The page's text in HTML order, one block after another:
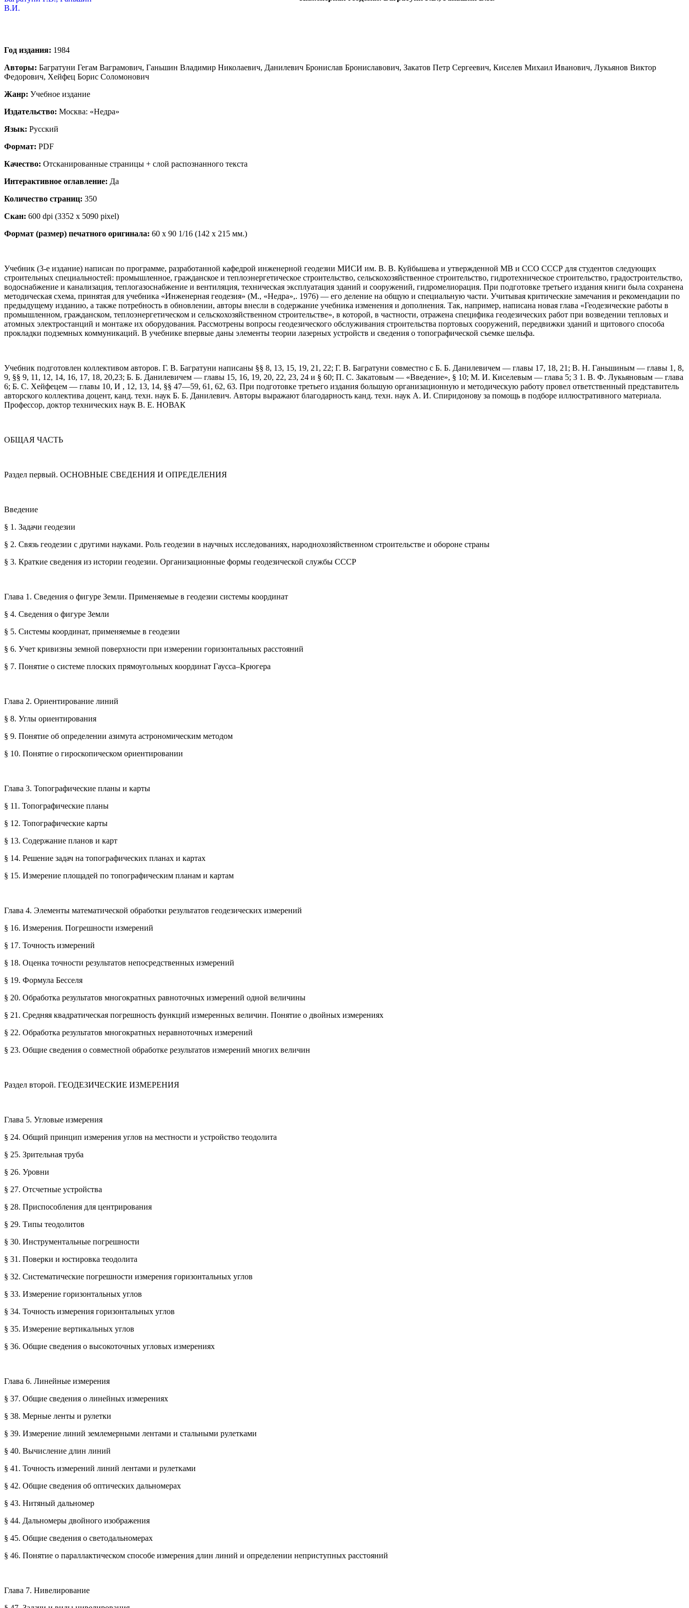
Год издания: 1984
Авторы: Багратуни Гегам Ваграмович, Ганьшин Владимир Николаевич, Данилевич Бронислав Брониславович, Закатов Петр Сергеевич, Киселев Михаил Иванович, Лукьянов Виктор
Федорович, Хейфец Борис Соломонович
Жанр: Учебное издание
Издательство: Москва: «Недра»
Язык: Русский
Формат: PDF
Качество: Отсканированные страницы + слой распознанного текста
Интерактивное оглавление: Да
Количество страниц: 350
Скан: 600 dpi (3352 x 5090 pixel)
Формат (размер) печатного оригинала: 60 x 90 1/16 (142 x 215 мм.)
Учебник (3-е издание) написан по программе, разработанной кафедрой инженерной геодезии МИСИ им. В. В. Куйбышева и утвержденной MB и ССО СССР для студентов следующих
строительных специальностей: промышленное, гражданское и теплоэнергетическое строительство, сельскохозяйственное строительство, гидротехническое строительство, градостроительство,
водоснабжение и канализация, теплогазоснабжение и вентиляция, техническая эксплуатация зданий и сооружений, гидромелиорация. При подготовке третьего издания книги была сохранена
методическая схема, принятая для учебника «Инженерная геодезия» (М., «Недра»,. 1976) — его деление на общую и специальную части. Учитывая критические замечания и рекомендации по
предыдущему изданию, а также потребность в обновлении, авторы внесли в содержание учебника изменения и дополнения. Так, например, написана новая глава «Геодезические работы в
промышленном, гражданском, теплоэнергетическом и сельскохозяйственном строительстве», в которой, в частности, отражена специфика геодезических работ при возведении тепловых и
атомных электростанций и монтаже их оборудования. Рассмотрены вопросы геодезического обслуживания строительства портовых сооружений, передвижки зданий и щитового способа
прокладки подземных коммуникаций. В учебнике впервые даны элементы теории лазерных устройств и сведения о топографической съемке шельфа.
Учебник подготовлен коллективом авторов. Г. В. Багратуни написаны §§ 8, 13, 15, 19, 21, 22; Г. В. Багратуни совместно с Б. Б. Данилевичем — главы 17, 18, 21; В. Н. Ганьшиным — главы 1, 8,
9, §§ 9, 11, 12, 14, 16, 17, 18, 20,23; Б. Б. Данилевичем — главы 15, 16, 19, 20, 22, 23, 24 и § 60; П. С. Закатовым — «Введение», § 10; М. И. Киселевым — глава 5; 3 1. В. Ф. Лукьяновым — глава
6; Б. С. Хейфецем — главы 10, И , 12, 13, 14, §§ 47—59, 61, 62, 63. При подготовке третьего издания большую организационную и методическую работу провел ответственный представитель
авторского коллектива доцент, канд. техн. наук Б. Б. Данилевич. Авторы выражают благодарность канд. техн. наук А. И. Спиридонову за помощь в подборе иллюстративного материала.
Профессор, доктор технических наук В. Е. НОВАК
ОБЩАЯ ЧАСТЬ
Раздел первый. ОСНОВНЫЕ СВЕДЕНИЯ И ОПРЕДЕЛЕНИЯ
Введение
§ 1. Задачи геодезии
§ 2. Связь геодезии с другими науками. Роль геодезии в научных исследованиях, народнохозяйственном строительстве и обороне страны
§ 3. Краткие сведения из истории геодезии. Организационные формы геодезической службы СССР
Глава 1. Сведения о фигуре Земли. Применяемые в геодезии системы координат
§ 4. Сведения о фигуре Земли
§ 5. Системы координат, применяемые в геодезии
§ 6. Учет кривизны земной поверхности при измерении горизонтальных расстояний
§ 7. Понятие о системе плоских прямоугольных координат Гаусса–Крюгера
Глава 2. Ориентирование линий
§ 8. Углы ориентирования
§ 9. Понятие об определении азимута астрономическим методом
§ 10. Понятие о гироскопическом ориентировании
Глава 3. Топографические планы и карты
§ 11. Топографические планы
§ 12. Топографические карты
§ 13. Содержание планов и карт
§ 14. Решение задач на топографических планах и картах
§ 15. Измерение площадей по топографическим планам и картам
Глава 4. Элементы математической обработки результатов геодезических измерений
§ 16. Измерения. Погрешности измерений
§ 17. Точность измерений
§ 18. Оценка точности результатов непосредственных измерений
§ 19. Формула Бесселя
§ 20. Обработка результатов многократных равноточных измерений одной величины
§ 21. Средняя квадратическая погрешность функций измеренных величин. Понятие о двойных измерениях
§ 22. Обработка результатов многократных неравноточных измерений
§ 23. Общие сведения о совместной обработке результатов измерений многих величин
Раздел второй. ГЕОДЕЗИЧЕСКИЕ ИЗМЕРЕНИЯ
Глава 5. Угловые измерения
§ 24. Общий принцип измерения углов на местности и устройство теодолита
§ 25. Зрительная труба
§ 26. Уровни
§ 27. Отсчетные устройства
§ 28. Приспособления для центрирования
§ 29. Типы теодолитов
§ 30. Инструментальные погрешности
§ 31. Поверки и юстировка теодолита
§ 32. Систематические погрешности измерения горизонтальных углов
§ 33. Измерение горизонтальных углов
§ 34. Точность измерения горизонтальных углов
§ 35. Измерение вертикальных углов
§ 36. Общие сведения о высокоточных угловых измерениях
Глава 6. Линейные измерения
§ 37. Общие сведения о линейных измерениях
§ 38. Мерные ленты и рулетки
§ 39. Измерение линий землемерными лентами и стальными рулетками
§ 40. Вычисление длин линий
§ 41. Точность измерений линий лентами и рулетками
§ 42. Общие сведения об оптических дальномерах
§ 43. Нитяный дальномер
§ 44. Дальномеры двойного изображения
§ 45. Общие сведения о светодальномерах
§ 46. Понятие о параллактическом способе измерения длин линий и определении неприступных расстояний
Глава 7. Нивелирование